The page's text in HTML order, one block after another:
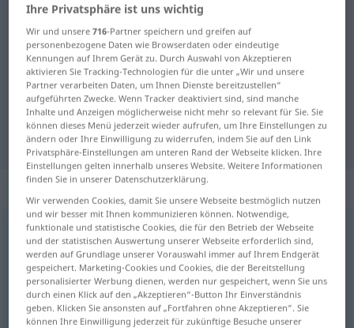
Deutsch-Englisch Wörterbuch
Deutsch-Englisch Übersetzung für
"Schießbudenfigur"
"Schießbudenfigur" Englisch
Übersetzung
„Schießbudenfigur“
Schießbudenfigurf
Übersicht aller Übersetzungen
(Für mehr Details die Übersetzung anklicken/antippen)
target doll
Ihre Privatsphäre ist uns wichtig
Wir und unsere716-Partner speichern und greifen auf
personenbezogene Daten wie Browserdaten oder eindeutige
Kennungen auf Ihrem Gerät zu. Durch Auswahl von Akzeptieren
aktivieren Sie Tracking-Technologien für die unter „Wir und unsere
Partner verarbeiten Daten, um Ihnen Dienste bereitzustellen“
aufgeführten Zwecke. Wenn Tracker deaktiviert sind, sind manche
Inhalte und Anzeigen möglicherweise nicht mehr so relevant für Sie. Sie
können dieses Menü jederzeit wieder aufrufen, um Ihre Einstellungen zu
ändern oder Ihre Einwilligung zu widerrufen, indem Sie auf den Link
Privatsphäre-Einstellungen am unteren Rand der Webseite klicken. Ihre
Einstellungen gelten innerhalb unseres Website. Weitere Informationen
finden Sie in unserer Datenschutzerklärung.
Wir verwenden Cookies, damit Sie unsere Webseite bestmöglich nutzen
und wir besser mit Ihnen kommunizieren können. Notwendige,
funktionale und statistische Cookies, die für den Betrieb der Webseite
und der statistischen Auswertung unserer Webseite erforderlich sind,
werden auf Grundlage unserer Vorauswahl immer auf Ihrem Endgerät
gespeichert. Marketing-Cookies und Cookies, die der Bereitstellung
personalisierter Werbung dienen, werden nur gespeichert, wenn Sie uns
durch einen Klick auf den „Akzeptieren“-Button Ihr Einverständnis
geben. Klicken Sie ansonsten auf „Fortfahren ohne Akzeptieren“. Sie
können Ihre Einwilligung jederzeit für zukünftige Besuche unserer